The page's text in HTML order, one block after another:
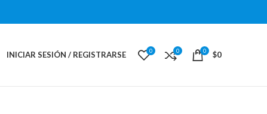
INICIAR SESIÓN / REGISTRARSE 0 0 0 $0